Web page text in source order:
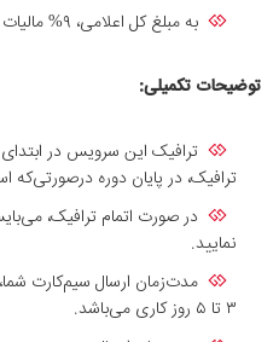
به مبلغ کل اعلامی، ۹% مالیات بر ارزش‌افزوده اضافه می‌گردد.
توضیحات تکمیلی:
ترافیک این سرویس در
ترافیک، در پایان دوره
در صورت اتمام ترافیک،
نمایید.
مدت‌زمان ارسال سیم‌کارت شما،
۳ تا ۵ روز کاری می‌باشد.